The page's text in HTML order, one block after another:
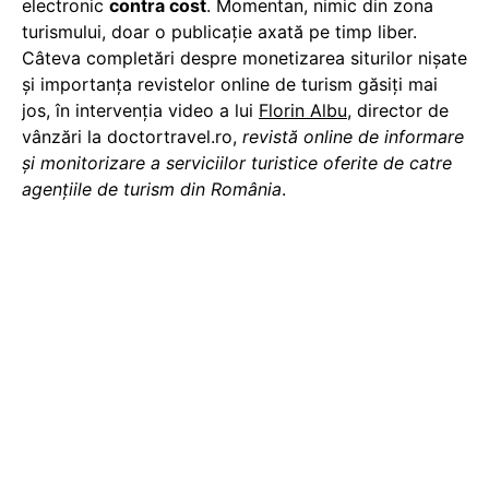
electronic contra cost. Momentan, nimic din zona
turismului, doar o publicaţie axată pe timp liber.
Câteva completări despre monetizarea siturilor nișate
și importanța revistelor online de turism găsiți mai
jos, în intervenția video a lui Florin Albu, director de
vânzări la doctortravel.ro, revistă online de informare
și monitorizare a serviciilor turistice oferite de catre
agențiile de turism din România.